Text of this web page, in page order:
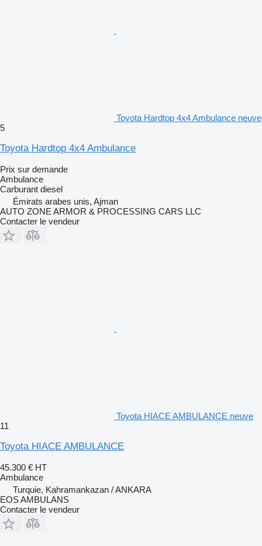
Toyota Hardtop 4x4 Ambulance neuve
5
Toyota Hardtop 4x4 Ambulance
Prix sur demande
Ambulance
Carburant diesel
Émirats arabes unis, Ajman
AUTO ZONE ARMOR & PROCESSING CARS LLC
Contacter le vendeur
Toyota HIACE AMBULANCE neuve
11
Toyota HIACE AMBULANCE
45.300 € HT
Ambulance
Turquie, Kahramankazan / ANKARA
EOS AMBULANS
Contacter le vendeur